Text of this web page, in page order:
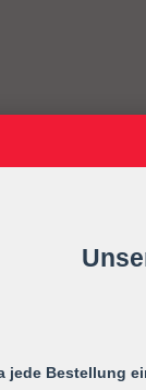
jede Bestellung